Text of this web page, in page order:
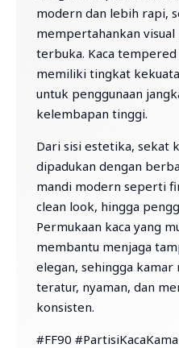
modern dan lebih rapi,
mempertahankan
terbuka. Kaca
memiliki tingkat
untuk penggunaan
kelembapan tinggi.
Dari sisi estetika, sekat
dipadukan dengan
mandi modern seperti
clean look, hingga
Permukaan kaca yang
membantu menjaga
elegan, sehingga
teratur, nyaman, dan
konsisten.
#FF90